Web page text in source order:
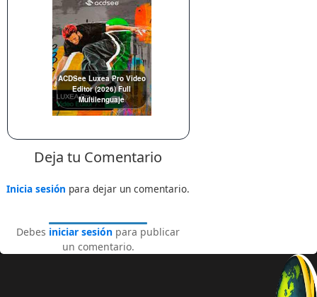
ACDSee Luxea Pro Video
Editor (2026) Full
Multilenguaje
Deja tu Comentario
Inicia sesión para dejar un comentario.
Debes iniciar sesión para publicar
un comentario.